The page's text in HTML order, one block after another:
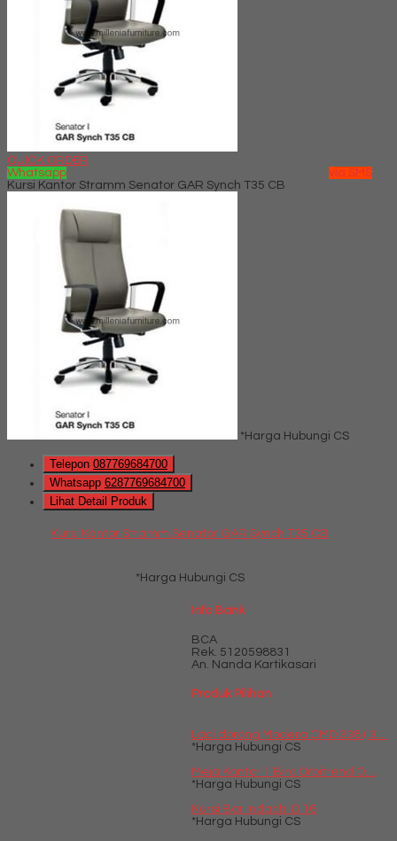
QUICK ORDER
Whatsapp
via SMS
Kursi Kantor Stramm Senator GAR Synch T35 CB
*Harga Hubungi CS
Telepon 087769684700
Whatsapp 6287769684700
Lihat Detail Produk
Kursi Kantor Stramm Senator GAR Synch T35 CB
*Harga Hubungi CS
Info Bank
BCA
Rek. 5120598831
An. Nanda Kartikasari
Produk Pilihan
Laci dorong Modera CMD 338 ( 3....
*Harga Hubungi CS
Meja Kantor 1 Biro Orbitrend O....
*Harga Hubungi CS
Kursi Bar Indachi D 16
*Harga Hubungi CS